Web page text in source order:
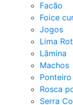
Facão
Foice
Jogos
Lima
Lâmina
Machos
Ponteiro
Rosca
Serra